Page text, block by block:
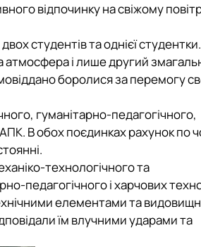
відпочинку на свіжому
студентів та однієї студентки.
атмосфера і лише другий
боролися за перемогу
гуманітарно-педагогічного,
В обох поєдинках рахунок по
технологічного та
педагогічного і харчових
елементами та
їм влучними ударами та